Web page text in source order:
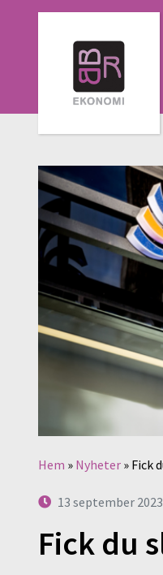
Hem » Nyheter » Fick
13 september 2023
Fick du